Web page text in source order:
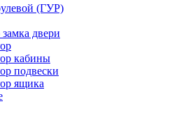
(ГУР)
двери
кабины
подвески
ящика